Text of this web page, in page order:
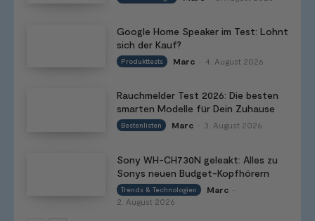
Google Home Speaker im Test: Lohnt
sich der Kauf?
Produkttests Marc 4. August 2026
Rauchmelder Test 2026: Die besten
smarten Modelle für Dein Zuhause
Bestenlisten Marc 3. August 2026
Sony WH-CH730N geleakt: Alles zu
Sonys neuen Budget-Kopfhörern
Trends & Technologien Marc
2. August 2026